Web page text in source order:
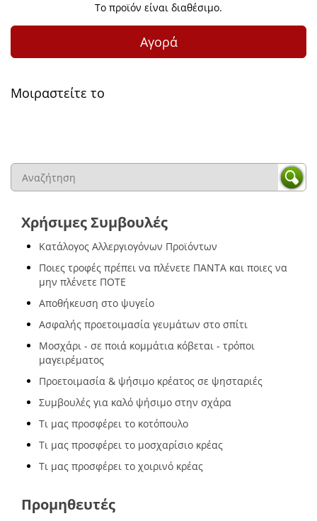
Το προϊόν είναι διαθέσιμο.
Αγορά
Μοιραστείτε το
Χρήσιμες Συμβουλές
Κατάλογος Αλλεργιογόνων Προϊόντων
Ποιες τροφές πρέπει να πλένετε ΠΑΝΤΑ και ποιες να
μην πλένετε ΠΟΤΕ
Αποθήκευση στο ψυγείο
Ασφαλής προετοιμασία γευμάτων στο σπίτι
Μοσχάρι - σε ποιά κομμάτια κόβεται - τρόποι
μαγειρέματος
Προετοιμασία & ψήσιμο κρέατος σε ψησταριές
Συμβουλές για καλό ψήσιμο στην σχάρα
Τι μας προσφέρει το κοτόπουλο
Τι μας προσφέρει το μοσχαρίσιο κρέας
Τι μας προσφέρει το χοιρινό κρέας
Προμηθευτές